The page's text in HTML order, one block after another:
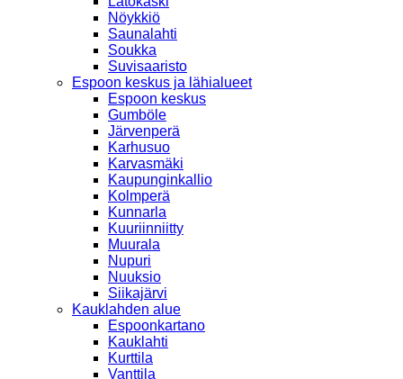
Nöykkiö
Saunalahti
Soukka
Suvisaaristo
Espoon keskus ja lähialueet
Espoon keskus
Gumböle
Järvenperä
Karhusuo
Karvasmäki
Kaupunginkallio
Kolmperä
Kunnarla
Kuuriinniitty
Muurala
Nupuri
Nuuksio
Siikajärvi
Kauklahden alue
Espoonkartano
Kauklahti
Kurttila
Vanttila